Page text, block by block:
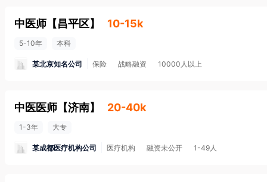
中医师 【昌平区】 10-15k
5-10年 本科
某北京知名公司 保险 战略融资 10000人以上
中医医师 【济南】 20-40k
1-3年 大专
某成都医疗机构公司 医疗机构 融资未公开 1-49人